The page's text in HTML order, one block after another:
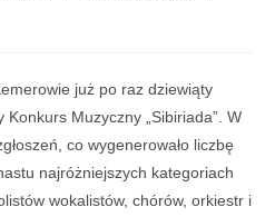
już po raz dziewiąty
Konkurs Muzyczny „Sibiriada”. W
co wygenerowało liczbę
najróżniejszych kategoriach
wokalistów, chórów, orkiestr i